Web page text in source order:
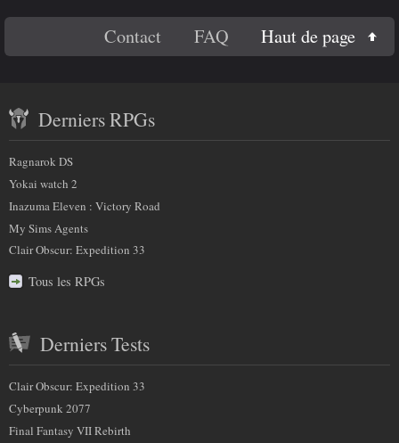
p
)
:
Titre 4
Code
savoir
plus
sur
nous
Contact FAQ Haut de page
récent
et
partenaires
Derniers RPGs
Ragnarok DS
Yokai watch 2
Inazuma Eleven : Victory Road
My Sims Agents
Clair Obscur: Expedition 33
Tous les RPGs
Derniers Tests
Clair Obscur: Expedition 33
Cyberpunk 2077
Final Fantasy VII Rebirth